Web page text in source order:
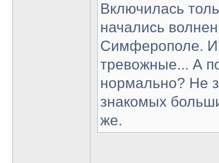
Включилась
начались
Симферополе. И
тревожные... А
нормально? Не
знакомых
же.